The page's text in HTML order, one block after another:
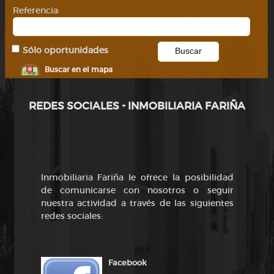
Referencia:
Sólo oportunidades
Buscar en el mapa
REDES SOCIALES - INMOBILIARIA FARIÑA
Inmobiliaria Fariña le ofrece la posibilidad
de comunicarse con nosotros o seguir
nuestra actividad a través de las siguientes
redes sociales:
Facebook